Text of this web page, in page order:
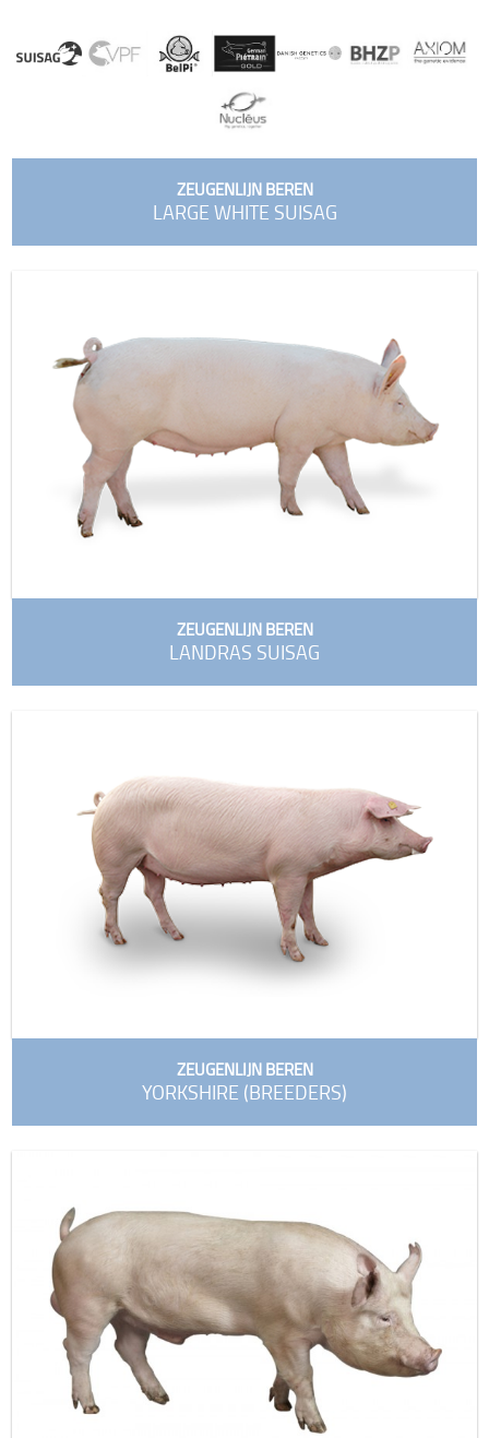
ZEUGENLIJN BEREN
LARGE WHITE SUISAG
ZEUGENLIJN BEREN
LANDRAS SUISAG
ZEUGENLIJN BEREN
YORKSHIRE (BREEDERS)